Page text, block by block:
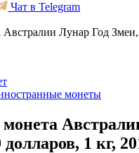
Чат в Telegram
Австралии Лунар Год Змеи,
монеты
монета
1 кг,